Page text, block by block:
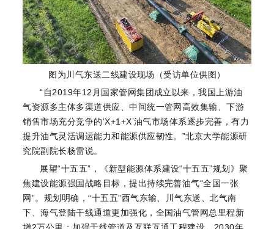
图为川气东送二线建设现场（受访单位供图）
“自2019年12月国家管网集团成立以来，我国上游油
气资源多主体多渠道供应、中间统一管网高效集输、下游
销售市场充分竞争的‘X+1+X’油气市场体系逐步完善，有力
提升油气灵活调运能力和能源供应韧性。”北京大学能源研
究院副院长杨雷说。
展望“十五五”，《新型能源体系建设“十五五”规划》聚
焦建设能源强国战略目标，提出持续完善油气“全国一张
网”。规划明确，“十五五”西气东输、川气东送、北气南
下、海气登陆干线通道更加强化，全国油气管网总里程新